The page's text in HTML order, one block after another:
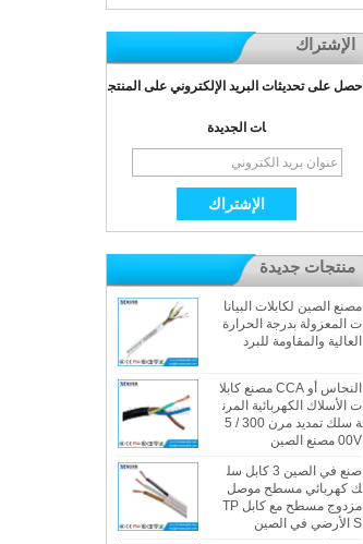
الإشتراك
احصل على تحديثات البريد الإلكتروني على المنتج
ات الجديدة
منتجات جديدة
مصنع الصين لكابلات البيانا
ت المعزولة بدرجة الحرارة
العالية والمقاومة للبرد
النحاس أو CCA مصنع كابلا
ت الأسلاك الكهربائية المرن
ة سلك تمديد مرن 300 / 5
00V مصنع الصين
صنع في الصين 3 كابل سل
ك كهربائي مسطح موصل
مزدوج مسطح مع كابل TP
S الأرضي في الصين